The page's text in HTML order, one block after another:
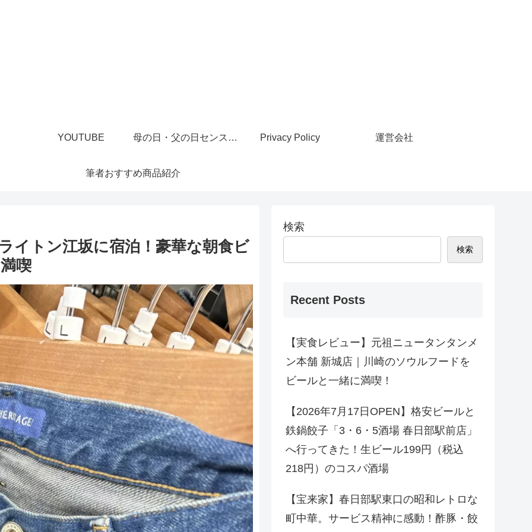
YOUTUBE 母の日・父の日センスあるプレゼント Privacy Policy 運営会社
筆者おすすめ商品紹介
イトン江坂に宿泊！豪華な朝食ビ
喫
検索
検索
Recent Posts
【実食レビュー】元祖ニュータンタンメ
ン本舗 新城店｜川崎のソウルフードを
ビールと一緒に満喫！
【2026年7月17日OPEN】格安ビールと
鉄鍋餃子「3・6・5酒場 春日部駅前店」
へ行ってきた！生ビール199円（税込
218円）のコスパ酒場
【宝来家】春日部駅東口の昭和レトロな
町中華。サービス精神に感動！酢豚・餃